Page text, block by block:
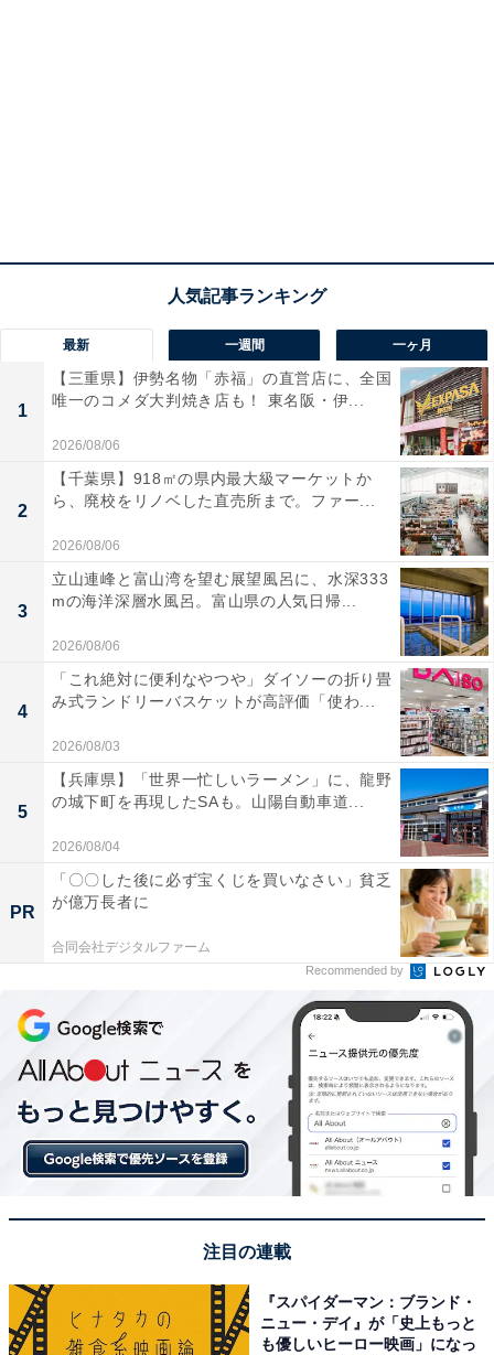
最新 一週間 一ヶ月
1
【三重県】伊勢名物「赤福」の直営店に、全国
唯一のコメダ大判焼き店も！ 東名阪・伊...
2026/08/06
2
【千葉県】918㎡の県内最大級マーケットか
ら、廃校をリノベした直売所まで。ファー...
2026/08/06
3
立山連峰と富山湾を望む展望風呂に、水深333
mの海洋深層水風呂。富山県の人気日帰...
2026/08/06
4
「これ絶対に便利なやつや」ダイソーの折り畳
み式ランドリーバスケットが高評価「使わ...
2026/08/03
5
【兵庫県】「世界一忙しいラーメン」に、龍野
の城下町を再現したSAも。山陽自動車道...
2026/08/04
PR
「〇〇した後に必ず宝くじを買いなさい」貧乏
が億万長者に
合同会社デジタルファーム
Recommended by
注目の連載
『スパイダーマン：ブランド・
ニュー・デイ』が「史上もっと
も優しいヒーロー映画」になっ